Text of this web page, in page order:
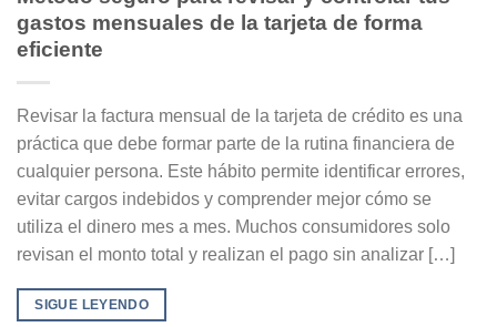
gastos mensuales de la tarjeta de forma
eficiente
Revisar la factura mensual de la tarjeta de crédito es una
práctica que debe formar parte de la rutina financiera de
cualquier persona. Este hábito permite identificar errores,
evitar cargos indebidos y comprender mejor cómo se
utiliza el dinero mes a mes. Muchos consumidores solo
revisan el monto total y realizan el pago sin analizar […]
SIGUE LEYENDO